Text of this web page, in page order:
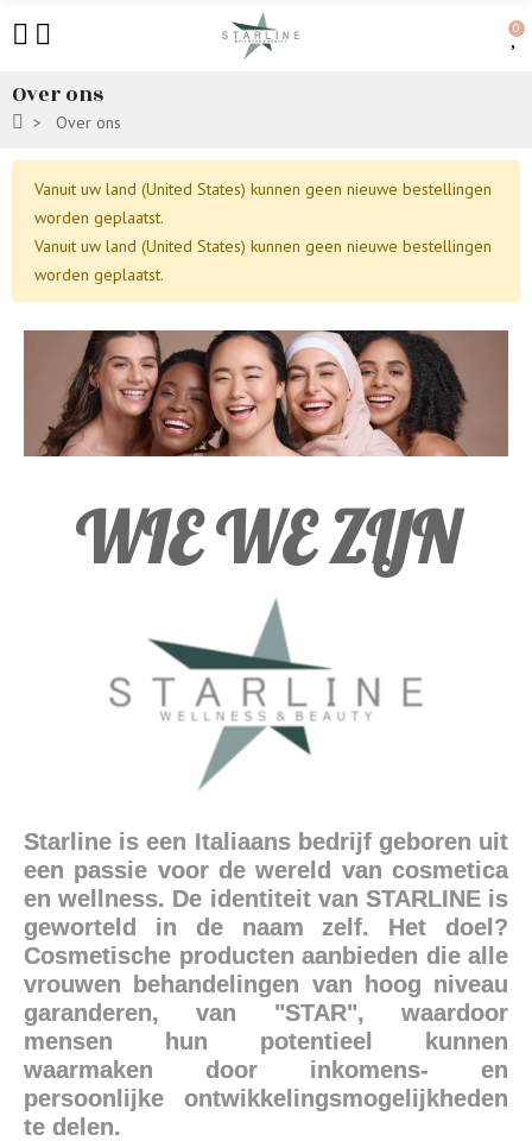
0
Over ons
Over ons
Vanuit uw land (United States) kunnen geen nieuwe bestellingen
worden geplaatst.
Vanuit uw land (United States) kunnen geen nieuwe bestellingen
worden geplaatst.
WIE WE ZIJN
Starline is een Italiaans bedrijf geboren uit
een passie voor de wereld van cosmetica
en wellness. De identiteit van STARLINE is
geworteld in de naam zelf. Het doel?
Cosmetische producten aanbieden die alle
vrouwen behandelingen van hoog niveau
garanderen, van "STAR", waardoor
mensen hun potentieel kunnen
waarmaken door inkomens- en
persoonlijke ontwikkelingsmogelijkheden
te delen.